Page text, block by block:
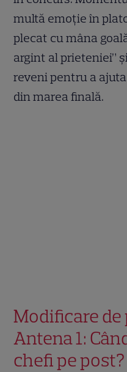
multă emoție în
plecat cu mâna
argint al prieteniei”
reveni pentru a
din marea finală.
Modificare de
Antena 1:
chefi pe post?